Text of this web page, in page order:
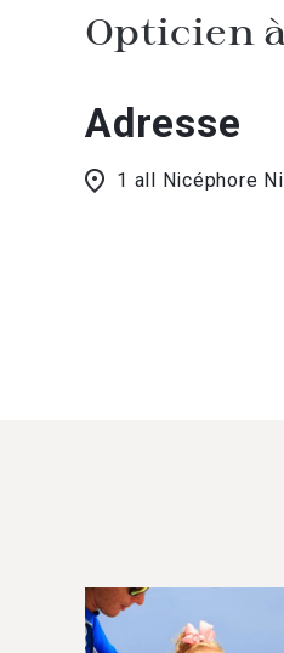
Opticien
Adresse
1 all Nicéphore